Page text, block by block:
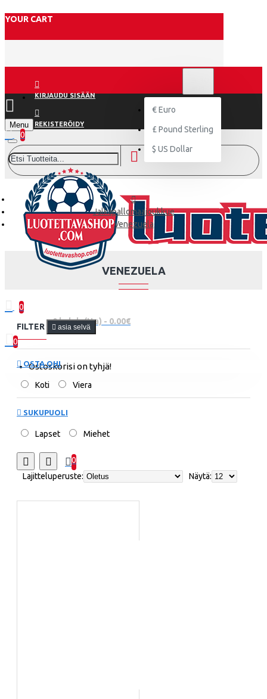
YOUR CART
KIRJAUDU SISÄÄN
REKISTERÖIDY
€ Euro
£ Pound Sterling
$ US Dollar
Menu
0
0
0 kohde(tta) - 0.00€
0
Ostoskorisi on tyhjä!
Jalkapallomaajoukkue
Venezuela
VENEZUELA
FILTER asia selvä
OSTA OHI
Koti Viera
SUKUPUOLI
Lapset Miehet
0
Lajitteluperuste:
Näytä: